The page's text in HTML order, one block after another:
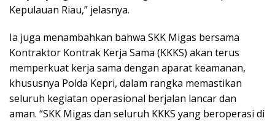
Kepulauan Riau,” jelasnya.
Ia juga menambahkan bahwa SKK Migas bersama
Kontraktor Kontrak Kerja Sama (KKKS) akan terus
memperkuat kerja sama dengan aparat keamanan,
khususnya Polda Kepri, dalam rangka memastikan
seluruh kegiatan operasional berjalan lancar dan
aman. “SKK Migas dan seluruh KKKS yang beroperasi di